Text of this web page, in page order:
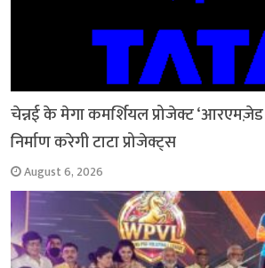
चेन्नई के मेगा कमर्शियल प्रोजेक्ट ‘आरएमज़ेड
निर्माण करेगी टाटा प्रोजेक्ट्स
August 6, 2026